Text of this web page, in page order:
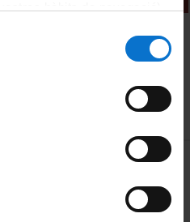
del lloc web de la
neurociencia,
en la quinta
en TVE
MENÚ PEU 1